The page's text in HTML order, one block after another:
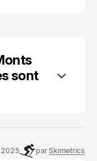
sont
2025 parSkimetrics